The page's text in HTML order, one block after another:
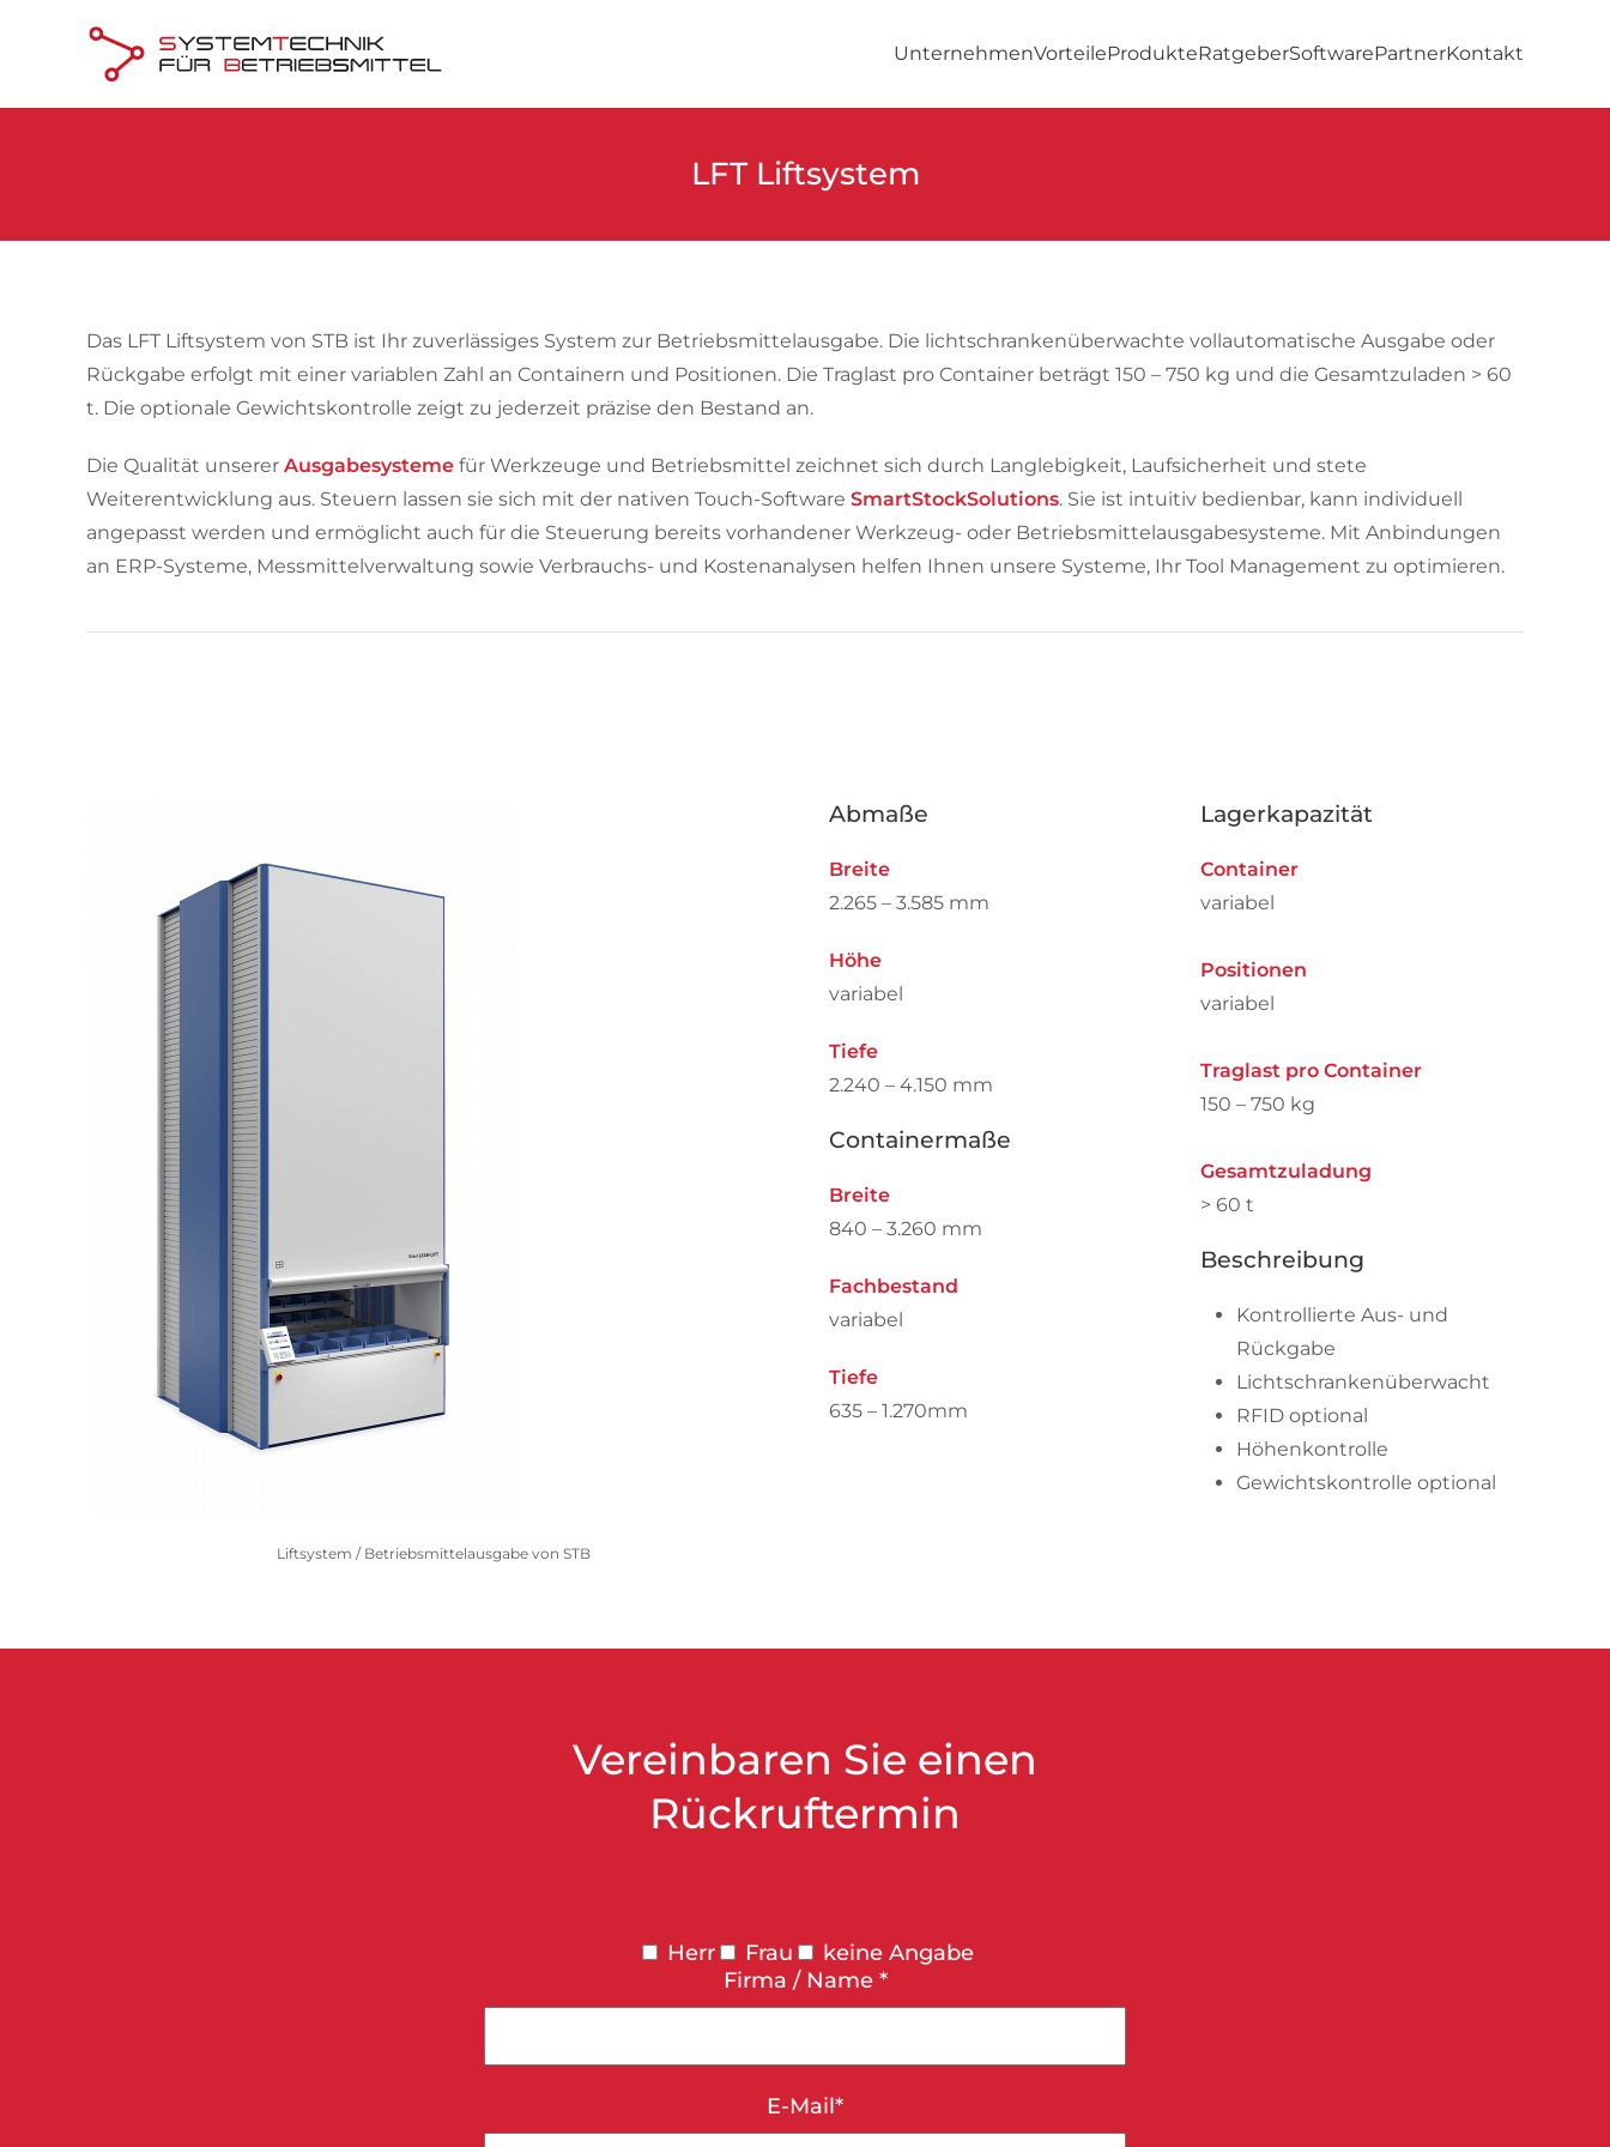
Skip to main content
UnternehmenVorteileProdukteRatgeberSoftwarePartnerKontakt
LFT Liftsystem
Das LFT Liftsystem von STB ist Ihr zuverlässiges System zur Betriebsmittelausgabe. Die lichtschrankenüberwachte vollautomatische Ausgabe oder
Rückgabe erfolgt mit einer variablen Zahl an Containern und Positionen. Die Traglast pro Container beträgt 150 – 750 kg und die Gesamtzuladen > 60
t. Die optionale Gewichtskontrolle zeigt zu jederzeit präzise den Bestand an.
Die Qualität unserer Ausgabesysteme für Werkzeuge und Betriebsmittel zeichnet sich durch Langlebigkeit, Laufsicherheit und stete
Weiterentwicklung aus. Steuern lassen sie sich mit der nativen Touch-Software SmartStockSolutions. Sie ist intuitiv bedienbar, kann individuell
angepasst werden und ermöglicht auch für die Steuerung bereits vorhandener Werkzeug- oder Betriebsmittelausgabesysteme. Mit Anbindungen
an ERP-Systeme, Messmittelverwaltung sowie Verbrauchs- und Kostenanalysen helfen Ihnen unsere Systeme, Ihr Tool Management zu optimieren.
Liftsystem / Betriebsmittelausgabe von STB
Abmaße
Breite
2.265 – 3.585 mm
Höhe
variabel
Tiefe
2.240 – 4.150 mm
Containermaße
Breite
840 – 3.260 mm
Fachbestand
variabel
Tiefe
635 – 1.270mm
Lagerkapazität
Container
variabel
Positionen
variabel
Traglast pro Container
150 – 750 kg
Gesamtzuladung
> 60 t
Beschreibung
Kontrollierte Aus- und
Rückgabe
Lichtschrankenüberwacht
RFID optional
Höhenkontrolle
Gewichtskontrolle optional
Vereinbaren Sie einen
Rückruftermin
Herr Frau
keine Angabe
Firma / Name *
E-Mail*